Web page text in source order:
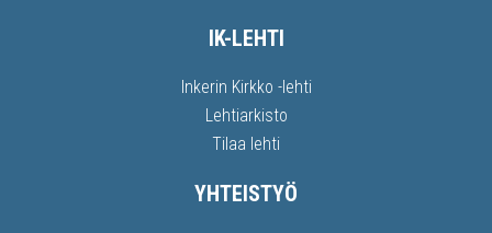
IK-LEHTI
Inkerin Kirkko -lehti
Lehtiarkisto
Tilaa lehti
YHTEISTYÖ